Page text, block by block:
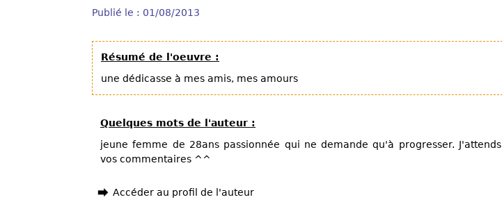
Publié le : 01/08/2013
Résumé de l'oeuvre :
une dédicasse à mes amis, mes amours
Quelques mots de l'auteur :
jeune femme de 28ans passionnée qui ne demande qu'à progresser. J'attends
vos commentaires ^^
Accéder au profil de l'auteur